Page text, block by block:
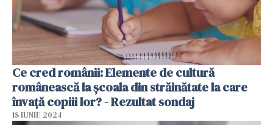
Ce cred românii: Elemente de cultură
românească la școala din străinătate la care
învață copiii lor? - Rezultat sondaj
18 IUNIE 2024